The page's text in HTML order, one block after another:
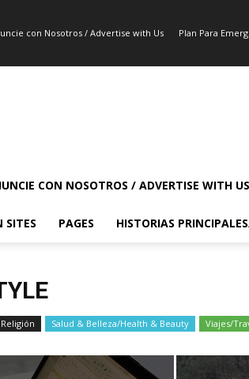
con Nosotros / Advertise with Us Plan Para
CON NOSOTROS / ADVERTISE WITH US
SITES PAGES HISTORIAS
Religión Salud & Belleza/Health & Beauty Viajes/